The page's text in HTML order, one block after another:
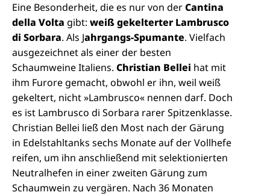
Eine Besonderheit, die es nur von derCantina
della Volta gibt: weiß gekelterter Lambrusco
di Sorbara. Als Jahrgangs-Spumante. Vielfach
ausgezeichnet als einer der besten
Schaumweine Italiens. Christian Bellei hat mit
ihm Furore gemacht, obwohl er ihn, weil weiß
gekeltert, nicht »Lambrusco« nennen darf. Doch
es ist Lambrusco di Sorbara rarer Spitzenklasse.
Christian Bellei ließ den Most nach der Gärung
in Edelstahltanks sechs Monate auf der Vollhefe
reifen, um ihn anschließend mit selektionierten
Neutralhefen in einer zweiten Gärung zum
Schaumwein zu vergären. Nach 36 Monaten